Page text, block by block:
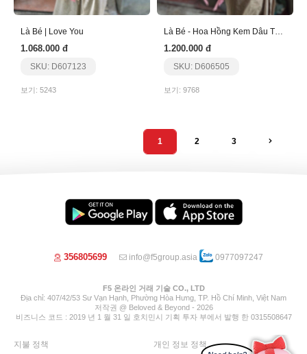
Là Bé | Love You
1.068.000 đ
SKU: D607123
보기: 5243
Là Bé - Hoa Hồng Kem Dâu Tặng Sinh Nhật
1.200.000 đ
SKU: D606505
보기: 9768
1 2 3
356805699 info@f5group.asia 0977097247
F5 온라인 거래 기술 CO., LTD
Địa chỉ: 407/42/53 Sư Vạn Hạnh, Phường Hòa Hưng, TP. Hồ Chí Minh, Việt Nam
저작권 @ Beloved & Beyond - 2026
비즈니스 코드 : 2019 년 1 월 31 일 호치민시 기획 투자 부에서 발행 한 0315508647
지불 정책 개인 정보 정책